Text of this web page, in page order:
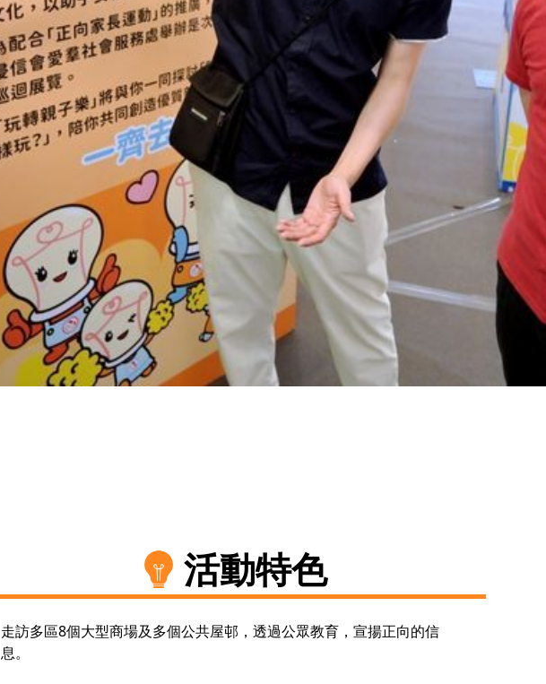
活動特色
走訪多區8個大型商場及多個公共屋邨，透過公眾教育，宣揚正向的信
息。